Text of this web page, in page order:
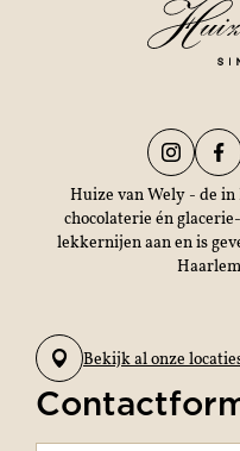
Huize van Wely - de
chocolaterie én
lekkernijen aan en is
Bekijk al onze